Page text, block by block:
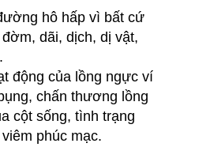
hô hấp vì bất cứ
dãi, dịch, dị vật,
động của lồng ngực ví
chấn thương lồng
cột sống, tình trạng
phúc mạc.